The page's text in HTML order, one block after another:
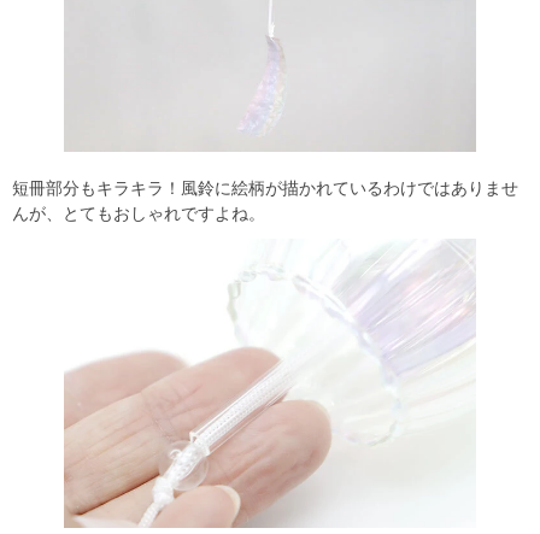
短冊部分もキラキラ！風鈴に絵柄が描かれているわけではありませ
んが、とてもおしゃれですよね。